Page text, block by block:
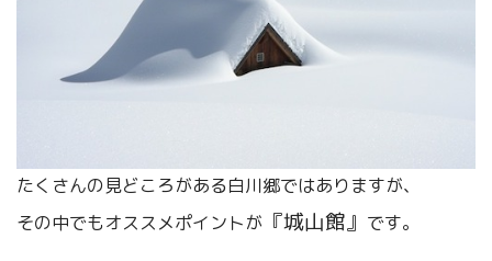
たくさんの見どころがある白川郷ではありますが、
その中でもオススメポイントが 『城山館』 です。